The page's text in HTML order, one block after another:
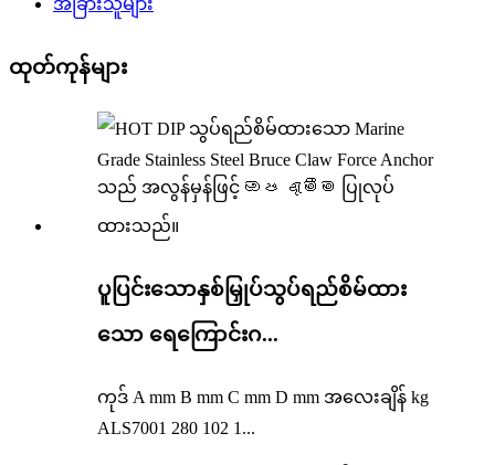
ထုတ်ကုန်များ
ပူပြင်းသောနှစ်မြှုပ်သွပ်ရည်စိမ်ထား
သော ရေကြောင်းဂ...
ကုဒ် A mm B mm C mm D mm အလေးချိန် kg
ALS7001 280 102 1...